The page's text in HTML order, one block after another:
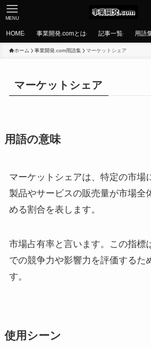
MENU
HOME 事業開発.comとは 記事一覧 用語
ホーム 事業開発.com用語集 マーケットシェア
マーケットシェア
用語の意味
マーケットシェアは、特定の市場
製品やサービスの販売量が市場全
める割合を表します。
市場占有率と言います。この指標
での競争力や影響力を評価するた
す。
使用シーン